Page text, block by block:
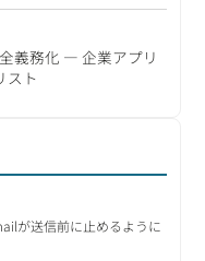
義務化 ― 企業アプリ
スト
が送信前に止めるように